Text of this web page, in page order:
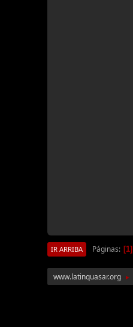
IR ARRIBA Páginas 1
www.latinquasar.org ►